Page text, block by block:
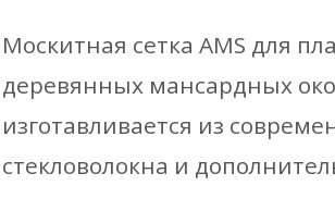
Москитная сетка AMS для
деревянных мансардных
изготавливается из
стекловолокна и